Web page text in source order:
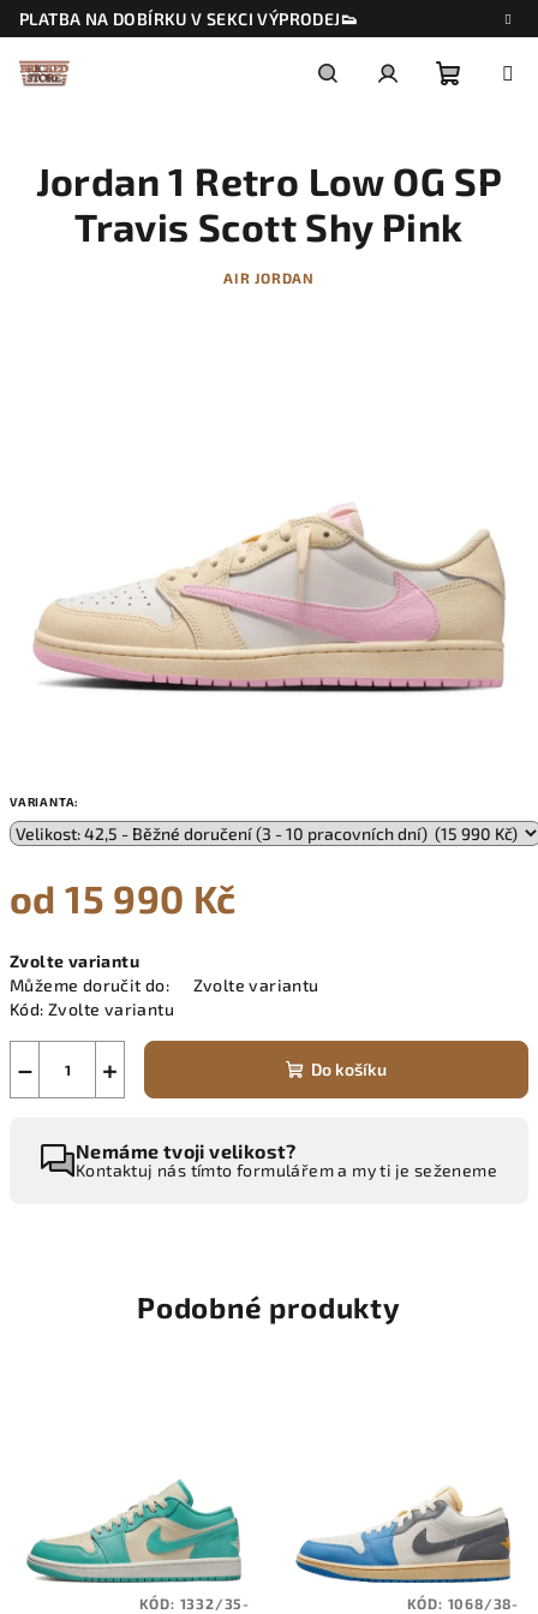
Přejít
na
obsah
PLATBA NA DOBÍRKU V SEKCI VÝPRODEJ👟
košík
VARIANTA:
od15 990 Kč
cena:
Zvolte variantu
Můžeme doručit do:
Zvolte variantu
Kód: Zvolte variantu
+
− Do košíku
Nemáme tvoji velikost?
Kontaktuj nás tímto formulářem a my ti je seženeme
Jordan 1 Retro Low OG SP
Travis Scott Shy Pink
AIR JORDAN
Podobné produkty
KÓD: 1332/35- KÓD: 1068/38-